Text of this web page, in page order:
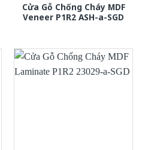
Cửa Gỗ Chống Cháy MDF
Veneer P1R2 ASH-a-SGD